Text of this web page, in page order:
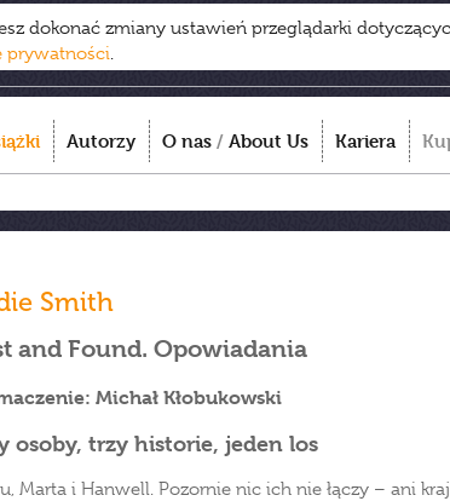
dokonać zmiany ustawień przeglądarki
prywatności.
Autorzy O nas / About Us Kariera
Smith
and Found. Opowiadania
Michał Kłobukowski
osoby, trzy historie, jeden los
Marta i Hanwell. Pozornie nic ich nie łączy – ani